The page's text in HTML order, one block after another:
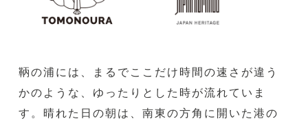
鞆の浦には、まるでここだけ時間の速さが違う
かのような、ゆったりとした時が流れていま
す。晴れた日の朝は、南東の方角に開いた港の